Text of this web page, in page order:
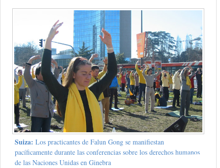
Suiza: Los practicantes de Falun Gong se manifiestan
pacíficamente durante las conferencias sobre los derechos humanos
de las Naciones Unidas en Ginebra